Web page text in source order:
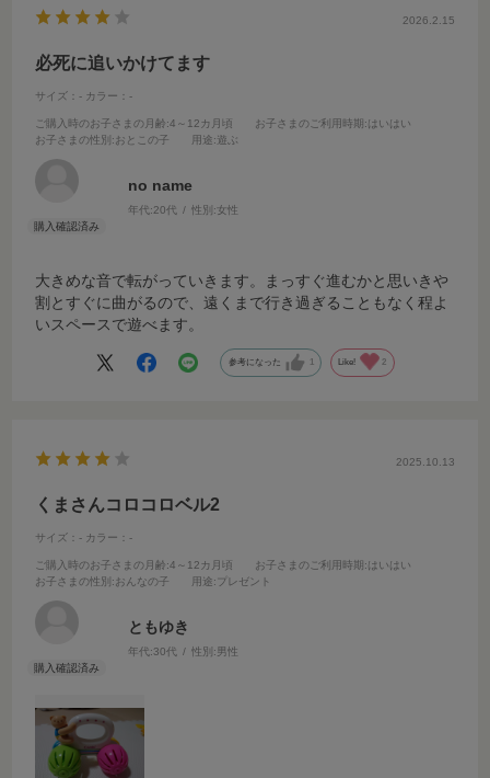
2026.2.15
必死に追いかけてます
サイズ：- カラー：-
ご購入時のお子さまの月齢:4～12カ月頃 お子さまのご利用時期 :はいはい
お子さまの性別 :おとこの子 用途:遊ぶ
no name
年代:20代 性別:女性
大きめな音で転がっていきます。まっすぐ進むかと思いきや
割とすぐに曲がるので、遠くまで行き過ぎることもなく程よ
いスペースで遊べます。
参考になった 1 Like! 2
2025.10.13
くまさんコロコロベル2
サイズ：- カラー：-
ご購入時のお子さまの月齢:4～12カ月頃 お子さまのご利用時期 :はいはい
お子さまの性別 :おんなの子 用途:プレゼント
ともゆき
年代:30代 性別:男性